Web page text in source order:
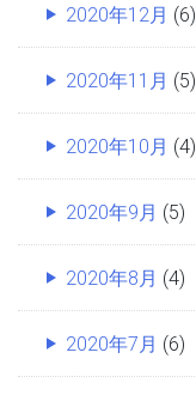
2020年12月 (6)
2020年11月 (5)
2020年10月 (4)
2020年9月 (5)
2020年8月 (4)
2020年7月 (6)